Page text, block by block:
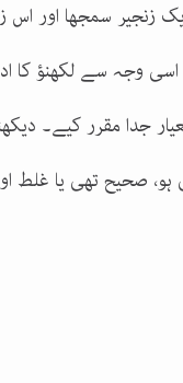
زنجیر سمجھا اور اس
وجہ سے لکھنؤ کا
جدا مقرر کیے۔
صحیح تھی یا غلط